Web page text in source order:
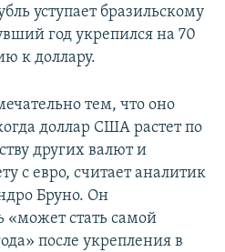
уступает бразильскому
год укрепился на 70
к доллару.
тем, что оно
доллар США растет по
других валют и
с евро, считает аналитик
Бруно. Он
«может стать самой
после укрепления в